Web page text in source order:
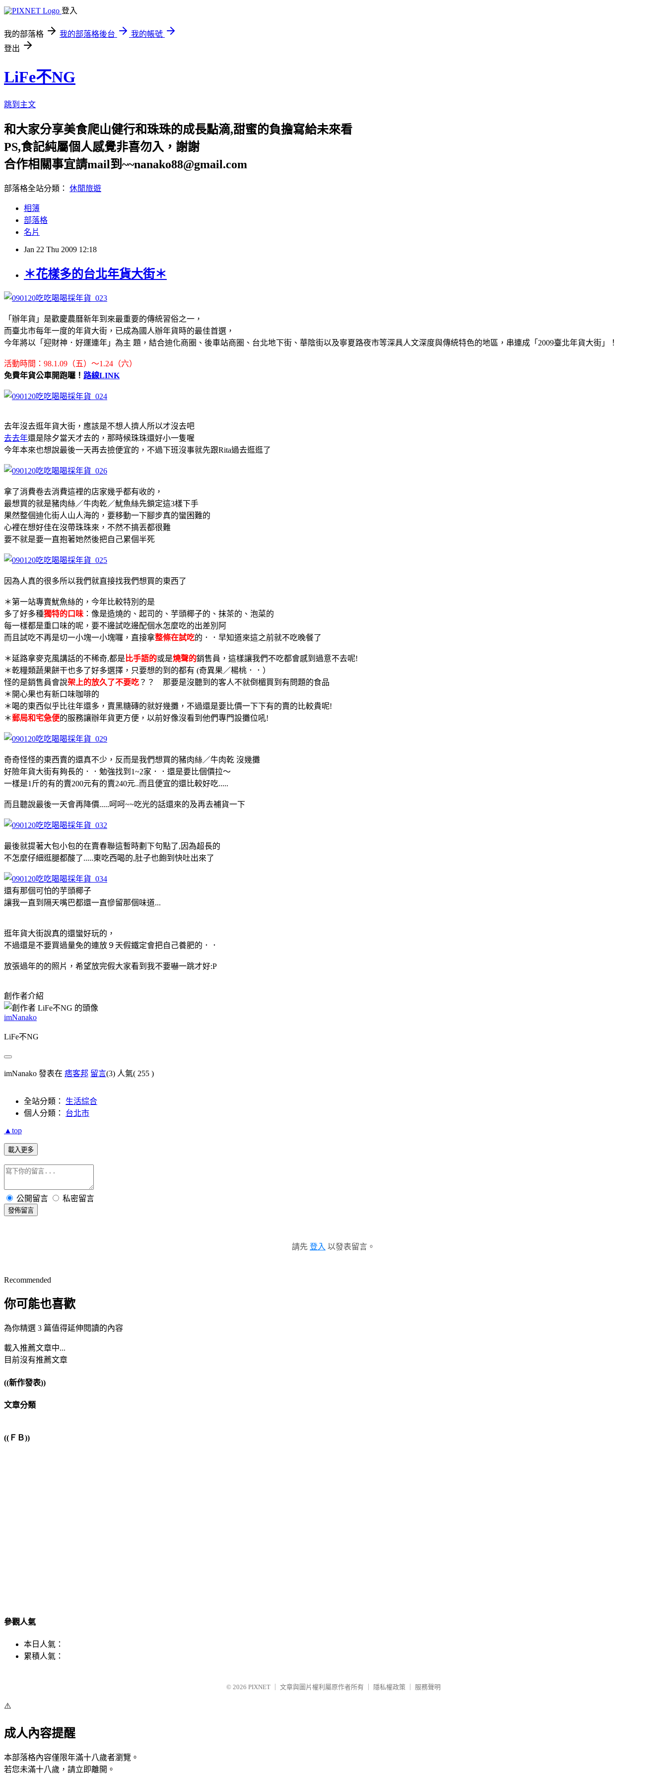
登入
我的部落格 我的部落格後台
我的帳號
登出
LiFe不NG
跳到主文
和大家分享美食爬山健行和珠珠的成長點滴,甜蜜的負擔寫給未來看
PS,食記純屬個人感覺非喜勿入，謝謝
合作相關事宜請mail到~~nanako88@gmail.com
部落格全站分類： 休閒旅遊
相簿
部落格
名片
Jan 22 Thu 2009 12:18
＊花樣多的台北年貨大街＊
「辦年貨」是歡慶農曆新年到來最重要的傳統習俗之一，
而臺北市每年一度的年貨大街，已成為國人辦年貨時的最佳首選，
今年將以「迎財神．好運連年」為主 題，結合迪化商圈、後車站商圈、台北地下街、華陰街以及寧夏路夜市等深具人文深度與傳統特色的地區，串連成「2009臺北年貨大街」！
活動時間：98.1.09（五）～1.24（六）
免費年貨公車開跑囉！ 路線LINK
去年沒去逛年貨大街，應該是不想人擠人所以才沒去吧
去去年還是除夕當天才去的，那時候珠珠還好小一隻喔
今年本來也想說最後一天再去撿便宜的，不過下班沒事就先跟Rita過去逛逛了
拿了消費卷去消費這裡的店家幾乎都有收的，
最想買的就是豬肉絲／牛肉乾／魷魚絲先鎖定這3樣下手
果然整個迪化街人山人海的，要移動一下腳步真的蠻困難的
心裡在想好佳在沒帶珠珠來，不然不搞丟都很難
要不就是要一直抱著她然後把自己累個半死
因為人真的很多所以我們就直接找我們想買的東西了
＊第一站專賣魷魚絲的，今年比較特別的是
多了好多種獨特的口味 ：像是造燒的、起司的、芋頭椰子的、抹茶的、泡菜的
每一樣都是重口味的呢，要不邊試吃邊配個水怎麼吃的出差別阿
而且試吃不再是切一小塊一小塊囉，直接拿整條在試吃的．． 早知道來這之前就不吃晚餐了
＊延路拿麥克風講話的不稀奇,都是 比手語的或是燒聲的銷售員，這樣讓我們不吃都會感到過意不去呢!
＊乾糧類蔬果餅干也多了好多選擇，只要想的到的都有 (奇異果／楊桃．．）
怪的是銷售員會說架上的放久了不要吃 ？？ 那要是沒聽到的客人不就倒楣買到有問題的食品
＊開心果也有新口味咖啡的
＊喝的東西似乎比往年還多，賣黑糖磚的就好幾攤，不過還是要比價一下下有的賣的比較貴呢!
＊郵局和宅急便的服務讓辦年貨更方便，以前好像沒看到他們專門設攤位吼!
奇奇怪怪的東西賣的還真不少，反而是我們想買的豬肉絲／牛肉乾 沒幾攤
好險年貨大街有夠長的．．勉強找到1~2家．．還是要比個價拉～
一樣是1斤的有的賣200元有的賣240元..而且便宜的還比較好吃.....
而且聽說最後一天會再降價.....呵呵~~吃光的話還來的及再去補貨一下
最後就提著大包小包的在賣春聯這暫時劃下句點了,因為超長的
不怎麼仔細逛腿都酸了.....東吃西喝的,肚子也飽到快吐出來了
還有那個可怕的芋頭椰子
讓我一直到隔天嘴巴都還一直慘留那個味道...
逛年貨大街說真的還蠻好玩的，
不過還是不要買過量免的連放９天假鐵定會把自己養肥的．．
放張過年的的照片，希望放完假大家看到我不要嚇一跳才好:P
創作者介紹
imNanako
LiFe不NG
imNanako 發表在 痞客邦 留言(3) 人氣( 255 )
全站分類： 生活綜合
個人分類： 台北市
▲top
載入更多
公開留言 私密留言
發佈留言
請先 登入 以發表留言。
Recommended
你可能也喜歡
為你精選 3 篇值得延伸閱讀的內容
載入推薦文章中...
目前沒有推薦文章
((新作發表))
文章分類
((ＦＢ))
參觀人氣
本日人氣：
累積人氣：
© 2026 PIXNET 文章與圖片權利屬原作者所有 隱私權政策 服務聲明
⚠️
成人內容提醒
本部落格內容僅限年滿十八歲者瀏覽。
若您未滿十八歲，請立即離開。